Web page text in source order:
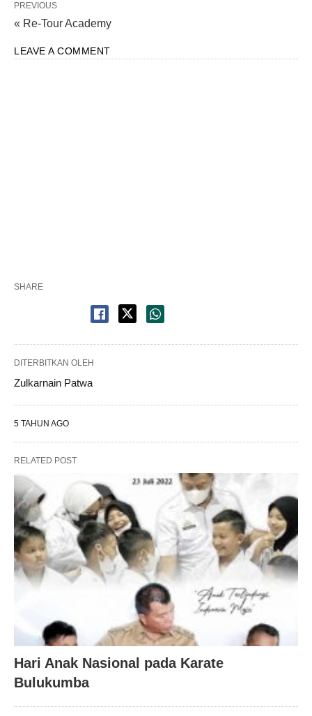
PREVIOUS
« Re-Tour Academy
LEAVE A COMMENT
SHARE
DITERBITKAN OLEH
Zulkarnain Patwa
5 TAHUN AGO
RELATED POST
Hari Anak Nasional pada Karate
Bulukumba